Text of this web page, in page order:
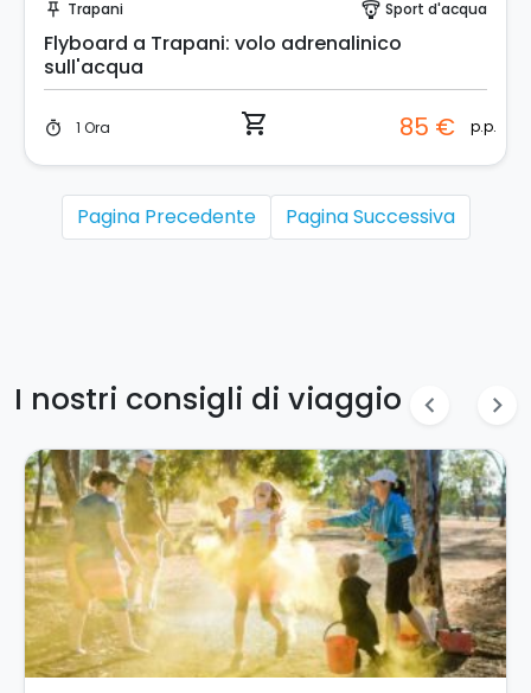
push_pin Trapani paragliding Sport d'acqua
Flyboard a Trapani: volo adrenalinico
sull'acqua
timer 1 Ora shopping_cart 85 € p.p.
Pagina Precedente Pagina Successiva
I nostri consigli di viaggio chevron_left chevron_right